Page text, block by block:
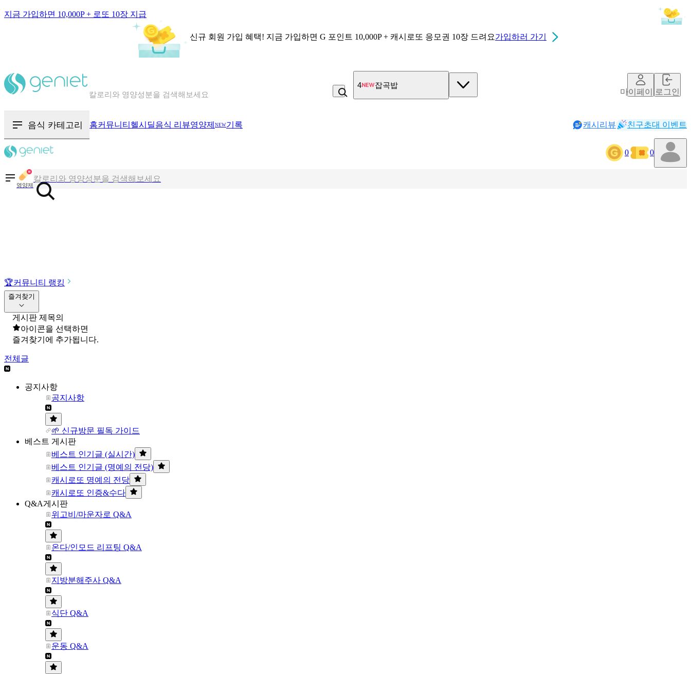
지금 가입하면 10,000P + 로또 10장 지급
신규 회원 가입 혜택! 지금 가입하면 G 포인트 10,000P + 캐시로또 응모권 10장 드려요가입하러 가기
혈당 · 다이어트 음식 검색해보세요
4 잡곡밥
마이페이지로그인
음식 카테고리 홈커뮤니티 헬시딜음식 리뷰영양제 NEW기록 캐시리뷰 친구초대 이벤트
0 0
영양제
혈당 · 다이어트 음식 검색해보세요
음식 · 영양제 리뷰를 찾아보세요
🏆커뮤니티 랭킹
즐겨찾기
게시판 제목의
아이콘을 선택하면
즐겨찾기에 추가됩니다.
전체글
공지사항
공지사항
🌱 신규방문 필독 가이드
베스트 게시판
베스트 인기글 (실시간)
베스트 인기글 (명예의 전당)
캐시로또 명예의 전당
캐시로또 인증&수다
Q&A게시판
위고비/마운자로 Q&A
온다/인모드 리프팅 Q&A
지방분해주사 Q&A
식단 Q&A
운동 Q&A